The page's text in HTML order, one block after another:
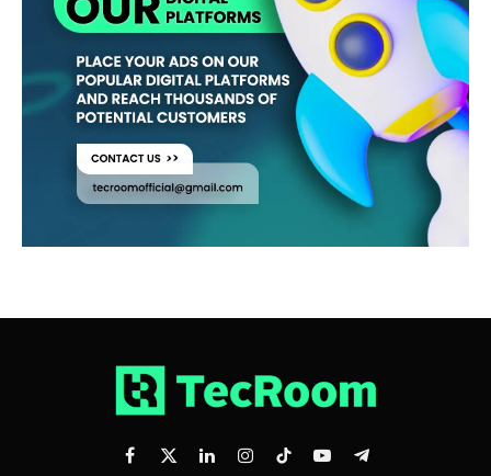
Facebook
X
LinkedInInstagram
TikTokYouTubeTelegram